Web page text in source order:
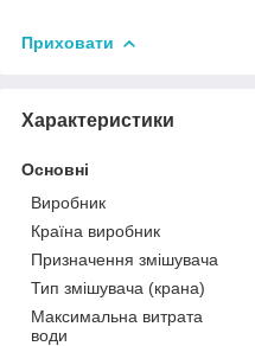
Приховати
Характеристики
Основні
Виробник
Країна виробник
Призначення змішувача
Тип змішувача (крана)
Максимальна витрата
води